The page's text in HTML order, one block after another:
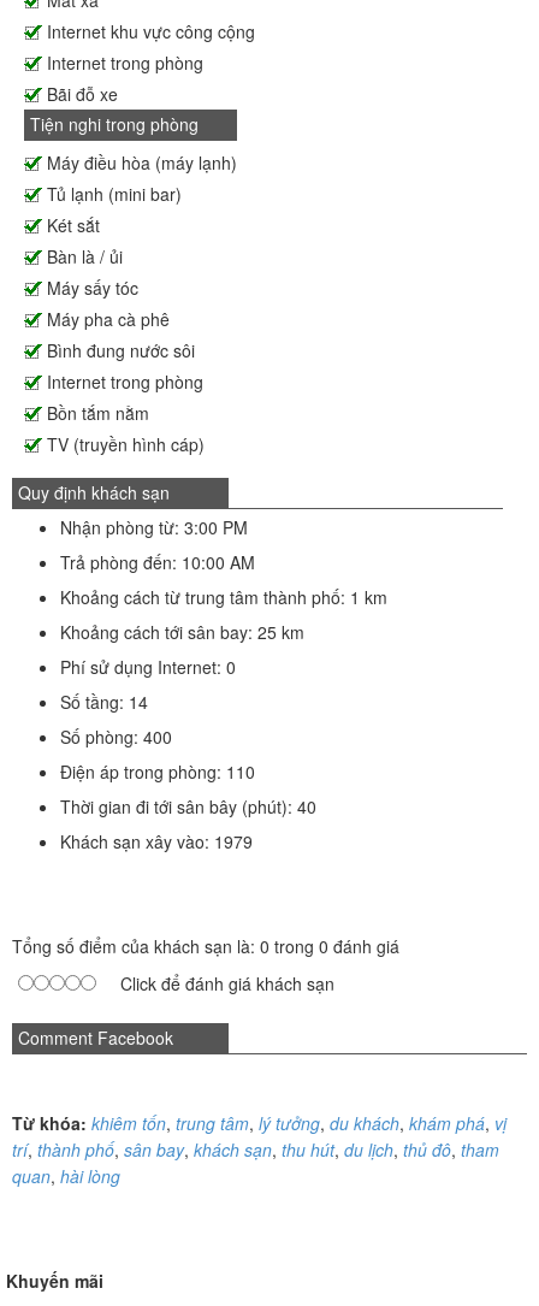
Internet khu vực công cộng
Internet trong phòng
Bãi đỗ xe
Tiện nghi trong phòng
Máy điều hòa (máy lạnh)
Tủ lạnh (mini bar)
Két sắt
Bàn là / ủi
Máy sấy tóc
Máy pha cà phê
Bình đung nước sôi
Internet trong phòng
Bồn tắm nằm
TV (truyền hình cáp)
Quy định khách sạn
Nhận phòng từ: 3:00 PM
Trả phòng đến: 10:00 AM
Khoảng cách từ trung tâm thành phố: 1 km
Khoảng cách tới sân bay: 25 km
Phí sử dụng Internet: 0
Số tầng: 14
Số phòng: 400
Điện áp trong phòng: 110
Thời gian đi tới sân bây (phút): 40
Khách sạn xây vào: 1979
Tổng số điểm của khách sạn là: 0 trong 0 đánh giá
Click để đánh giá khách sạn
Comment Facebook
Từ khóa: khiêm tốn, trung tâm, lý tưởng, du khách, khám phá, vị
trí, thành phố, sân bay, khách sạn, thu hút, du lịch, thủ đô, tham
quan, hài lòng
Khuyến mãi